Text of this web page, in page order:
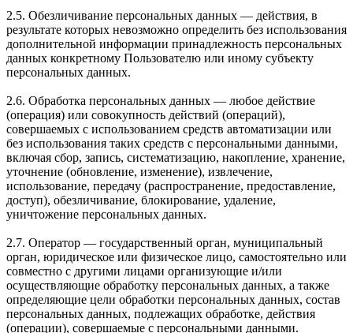
2.5. Обезличивание персональных данных — действия, в
результате которых невозможно определить без использования
дополнительной информации принадлежность персональных
данных конкретному Пользователю или иному субъекту
персональных данных.
2.6. Обработка персональных данных — любое действие
(операция) или совокупность действий (операций),
совершаемых с использованием средств автоматизации или
без использования таких средств с персональными данными,
включая сбор, запись, систематизацию, накопление, хранение,
уточнение (обновление, изменение), извлечение,
использование, передачу (распространение, предоставление,
доступ), обезличивание, блокирование, удаление,
уничтожение персональных данных.
2.7. Оператор — государственный орган, муниципальный
орган, юридическое или физическое лицо, самостоятельно или
совместно с другими лицами организующие и/или
осуществляющие обработку персональных данных, а также
определяющие цели обработки персональных данных, состав
персональных данных, подлежащих обработке, действия
(операции), совершаемые с персональными данными.